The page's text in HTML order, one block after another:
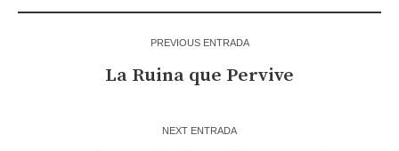
PREVIOUS ENTRADA
La Ruina que Pervive
NEXT ENTRADA